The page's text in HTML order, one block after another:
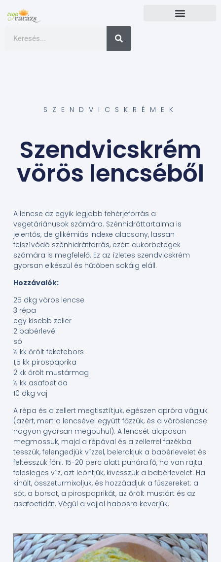
SZENDVICSKRÉMEK
Szendvicskrém
vörös lencséből
A lencse az egyik legjobb fehérjeforrás a
vegetáriánusok számára. Szénhidráttartalma is
jelentős, de glikémiás indexe alacsony, lassan
felszívódó szénhidrátforrás, ezért cukorbetegek
számára is megfelelő. Ez az ízletes szendvicskrém
gyorsan elkészül és hűtőben sokáig eláll.
Hozzávalók:
25 dkg vörös lencse
3 répa
egy kisebb zeller
2 babérlevél
só
½ kk őrölt feketebors
1,5 kk pirospaprika
2 kk őrölt mustármag
½ kk asafoetida
10 dkg vaj
A répa és a zellert megtisztítjuk, egészen apróra vágjuk
(azért, mert a lencsével együtt főzzük, és a vöröslencse
nagyon gyorsan megpuhul). A lencsét alaposan
megmossuk, majd a répával és a zellerrel fazékba
tesszük, felengedjük vízzel, belerakjuk a babérlevelet és
feltesszük főni. 15-20 perc alatt puhára fő, ha van rajta
felesleges víz, azt leöntjük, kivesszük a babérlevelet. Ha
kihűlt, összeturmixoljuk, és hozzáadjuk a fűszereket: a
sót, a borsot, a pirospaprikát, az őrölt mustárt és az
asafoetidát. Végül a vajjal habosra keverjük.